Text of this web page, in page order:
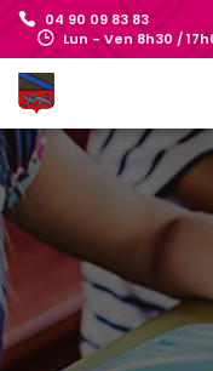
04 90 09 83 83
Lun - Ven 8h30 /